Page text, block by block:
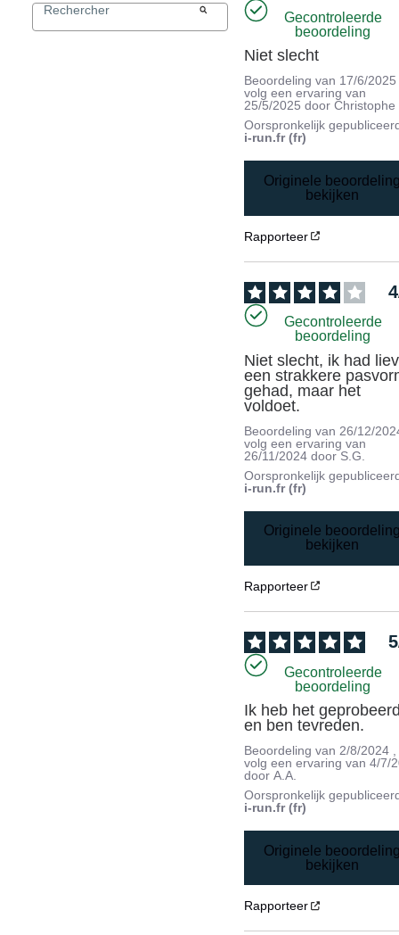
Gecontroleerde
beoordeling
Niet slecht
Beoordeling van 17/6/2025
volg een ervaring van
25/5/2025 doorChristophe
Oorspronkelijk
i-run.fr (fr)
Originele
bekijken
Rapporteer
4
Gecontroleerde
beoordeling
Niet slecht, ik had
een strakkere
gehad, maar het
voldoet.
Beoordeling van 26/12/
volg een ervaring van
26/11/2024 door S.G.
Oorspronkelijk
i-run.fr (fr)
Originele
bekijken
Rapporteer
5
Gecontroleerde
beoordeling
Ik heb het
en ben tevreden.
Beoordeling van 2/8/2024
volg een ervaring van4/7/
doorA.A.
Oorspronkelijk
i-run.fr (fr)
Originele
bekijken
Rapporteer